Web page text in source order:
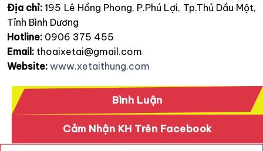
Địa chỉ: 195 Lê Hồng Phong, P.Phú Lợi, Tp.Thủ Dầu Một,
Tỉnh Bình Dương
Hotline: 0906 375 455
Email: thoaixetai@gmail.com
Website: www.xetaithung.com
Bình Luận
Cảm Nhận KH Trên Facebook